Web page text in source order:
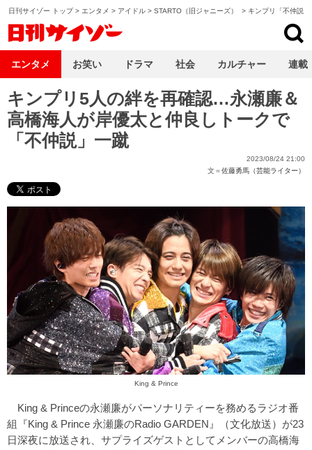
日刊サイゾー トップ> エンタメ > アイドル > STARTO（旧ジャニーズ） > キンプリ「不仲説」
キンプリ5人の絆を再確認…永瀬廉＆
高橋海人が岸優太と仲良しトークで
「不仲説」一蹴
2023/08/24 21:00
文＝佐藤勇馬（芸能ライター）
King & Prince
King & Princeの永瀬廉がパーソナリティーを務めるラジオ番
組『King & Prince 永瀬廉のRadio GARDEN』（文化放送）が23
日深夜に放送され、サプライズゲストとしてメンバーの高橋海
エンタメ お笑い ドラマ 社会 カルチャー 連載